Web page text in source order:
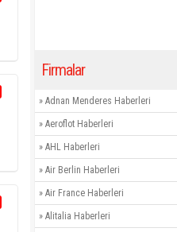
Firmalar
» Adnan Menderes Haberleri
» Aeroflot Haberleri
» AHL Haberleri
» Air Berlin Haberleri
» Air France Haberleri
» Alitalia Haberleri